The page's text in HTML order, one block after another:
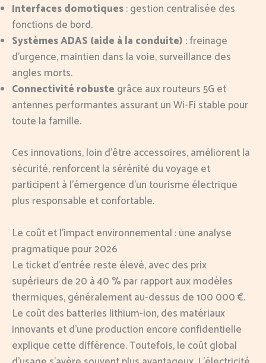
Interfaces domotiques: gestion centralisée des
fonctions de bord.
Systèmes ADAS (aide à la conduite) : freinage
d’urgence, maintien dans la voie, surveillance des
angles morts.
Connectivité robuste grâce aux routeurs 5G et
antennes performantes assurant un Wi-Fi stable pour
toute la famille.
Ces innovations, loin d’être accessoires, améliorent la
sécurité, renforcent la sérénité du voyage et
participent à l’émergence d’un tourisme électrique
plus responsable et confortable.
Le coût et l’impact environnemental : une analyse
pragmatique pour 2026
Le ticket d’entrée reste élevé, avec des prix
supérieurs de 20 à 40 % par rapport aux modèles
thermiques, généralement au-dessus de 100 000 €.
Le coût des batteries lithium-ion, des matériaux
innovants et d’une production encore confidentielle
explique cette différence. Toutefois, le coût global